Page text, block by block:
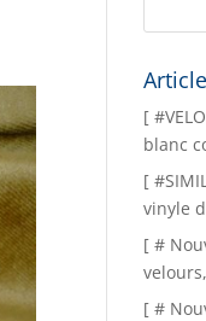
[
blanc
[
vinyle
[ #
[ #